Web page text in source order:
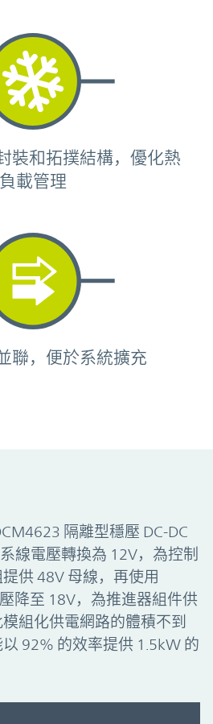
裝和拓撲結構，優化熱
負載管理
聯，便於系統擴充
隔離型穩壓 DC-DC
線電壓轉換為 12V，為控制
供 48V 母線，再使用
降至 18V，為推進器組件供
組化供電網路的體積不到
92% 的效率提供 1.5kW 的